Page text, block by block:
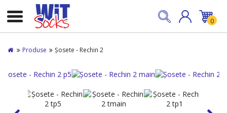
0
Produse Șosete - Rechin 2